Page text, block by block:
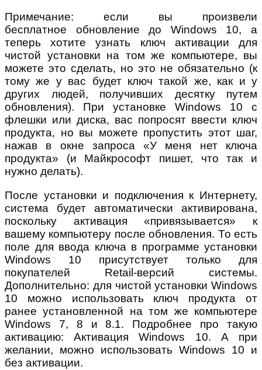
Примечание: если вы произвели
бесплатное обновление до Windows 10, а
теперь хотите узнать ключ активации для
чистой установки на том же компьютере, вы
можете это сделать, но это не обязательно (к
тому же у вас будет ключ такой же, как и у
других людей, получивших десятку путем
обновления). При установке Windows 10 с
флешки или диска, вас попросят ввести ключ
продукта, но вы можете пропустить этот шаг,
нажав в окне запроса «У меня нет ключа
продукта» (и Майкрософт пишет, что так и
нужно делать).
После установки и подключения к Интернету,
система будет автоматически активирована,
поскольку активация «привязывается» к
вашему компьютеру после обновления. То есть
поле для ввода ключа в программе установки
Windows 10 присутствует только для
покупателей Retail-версий системы.
Дополнительно: для чистой установки Windows
10 можно использовать ключ продукта от
ранее установленной на том же компьютере
Windows 7, 8 и 8.1. Подробнее про такую
активацию: Активация Windows 10. А при
желании, можно использовать Windows 10 и
без активации.